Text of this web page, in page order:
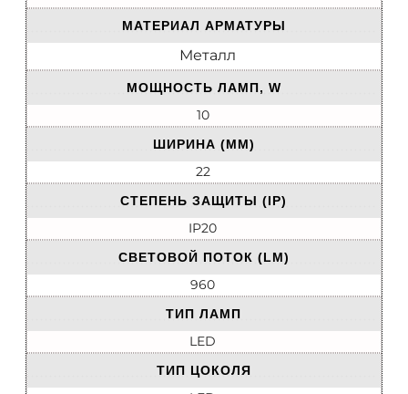
МАТЕРИАЛ АРМАТУРЫ
Металл
МОЩНОСТЬ ЛАМП, W
10
ШИРИНА (ММ)
22
СТЕПЕНЬ ЗАЩИТЫ (IP)
IP20
СВЕТОВОЙ ПОТОК (LM)
960
ТИП ЛАМП
LED
ТИП ЦОКОЛЯ